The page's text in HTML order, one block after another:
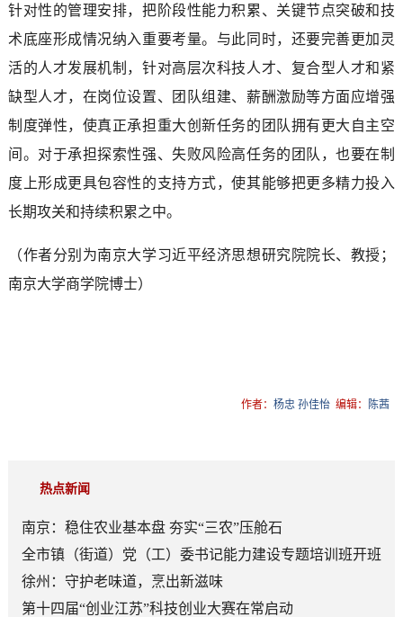
针对性的管理安排，把阶段性能力积累、关键节点突破和技
术底座形成情况纳入重要考量。与此同时，还要完善更加灵
活的人才发展机制，针对高层次科技人才、复合型人才和紧
缺型人才，在岗位设置、团队组建、薪酬激励等方面应增强
制度弹性，使真正承担重大创新任务的团队拥有更大自主空
间。对于承担探索性强、失败风险高任务的团队，也要在制
度上形成更具包容性的支持方式，使其能够把更多精力投入
长期攻关和持续积累之中。
（作者分别为南京大学习近平经济思想研究院院长、教授；
南京大学商学院博士）
作者：杨忠 孙佳怡编辑： 陈茜
热点新闻
南京：稳住农业基本盘 夯实“三农”压舱石
全市镇（街道）党（工）委书记能力建设专题培训班开班
徐州：守护老味道，烹出新滋味
第十四届“创业江苏”科技创业大赛在常启动